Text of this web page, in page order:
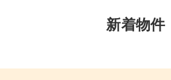
新着物件